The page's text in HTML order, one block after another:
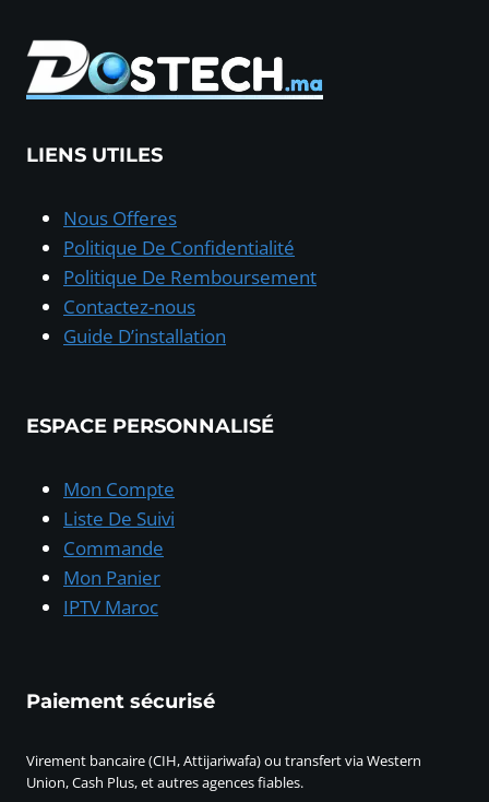
LIENS UTILES
Nous Offeres
Politique De Confidentialité
Politique De Remboursement
Contactez-nous
Guide D’installation
ESPACE PERSONNALISÉ
Mon Compte
Liste De Suivi
Commande
Mon Panier
IPTV Maroc
Paiement sécurisé
Virement bancaire (CIH, Attijariwafa) ou transfert via Western
Union, Cash Plus, et autres agences fiables.